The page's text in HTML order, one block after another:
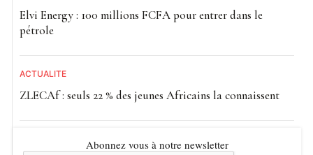
Elvi Energy : 100 millions FCFA pour entrer dans le
pétrole
ACTUALITE
ZLECAf : seuls 22 % des jeunes Africains la connaissent
Abonnez vous à notre newsletter